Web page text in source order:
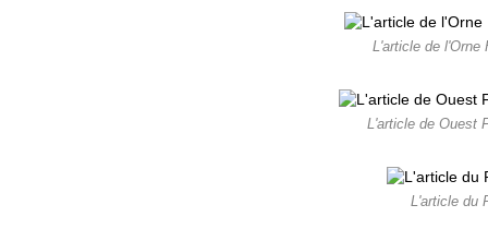
L'article de l'Orne
L'article de Ouest
L'article du